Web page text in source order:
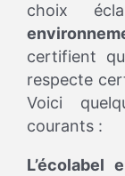
choix
certifient
respecte
Voici
courants :
L’écolabel